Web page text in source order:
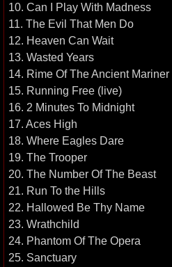
10. Can I Play With Madness
11. The Evil That Men Do
12. Heaven Can Wait
13. Wasted Years
14. Rime Of The Ancient
15. Running Free (live)
16. 2 Minutes To Midnight
17. Aces High
18. Where Eagles Dare
19. The Trooper
20. The Number Of The Beast
21. Run To the Hills
22. Hallowed Be Thy Name
23. Wrathchild
24. Phantom Of The Opera
25. Sanctuary